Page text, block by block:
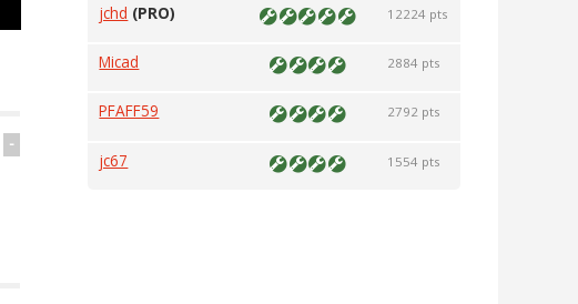
-
jchd (PRO) 12224 pts
Micad 2884 pts
PFAFF59 2792 pts
jc67 1554 pts